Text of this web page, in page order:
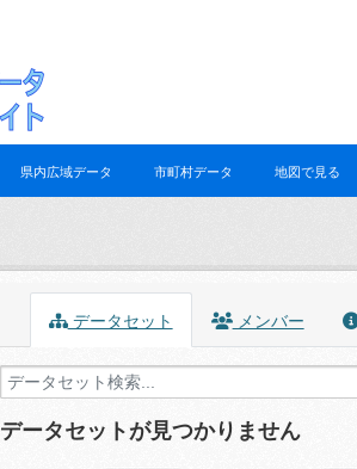
県内広域データ 市町村データ 地図で見る
データセット メンバー
データセットが見つかりません